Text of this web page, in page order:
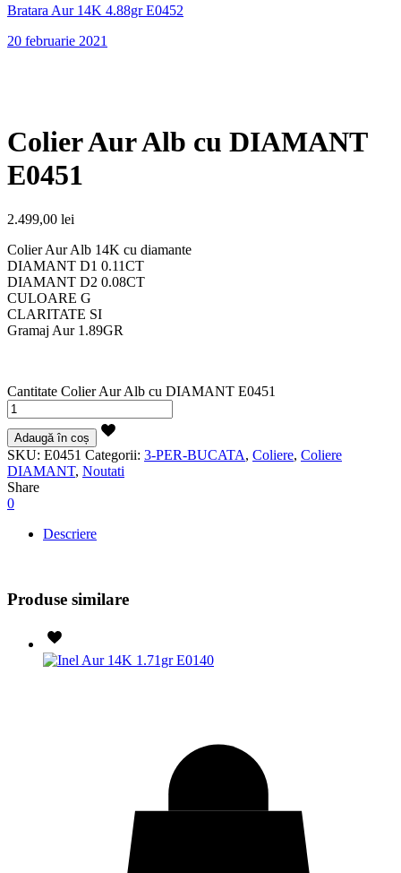
Bratara Aur 14K 4.88gr E0452
20 februarie 2021
Colier Aur Alb cu DIAMANT
E0451
2.499,00 lei
Colier Aur Alb 14K cu diamante
DIAMANT D1 0.11CT
DIAMANT D2 0.08CT
CULOARE G
CLARITATE SI
Gramaj Aur 1.89GR
Cantitate Colier Aur Alb cu DIAMANT E0451
Adaugă în coș
SKU: E0451 Categorii: 3-PER-BUCATA, Coliere, Coliere
DIAMANT, Noutati
Share
0
Descriere
Produse similare